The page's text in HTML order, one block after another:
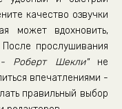
качество озвучки
может вдохновить,
прослушивания
- Роберт Шекли"не
впечатлениями -
правильный выбор